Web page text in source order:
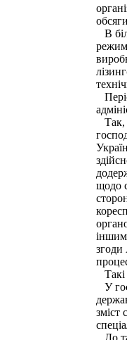
В
режим
Так,
щодо
іншим
згоди
Такі
У
зміст
До